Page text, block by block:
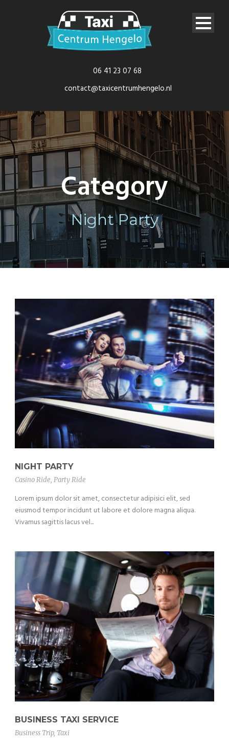
06 41 23 07 68
contact@taxicentrumhengelo.nl
Category
Night Party
NIGHT PARTY
Casino Ride, Party Ride
Lorem ipsum dolor sit amet, consectetur adipisici elit, sed
eiusmod tempor incidunt ut labore et dolore magna aliqua.
Vivamus sagittis lacus vel...
BUSINESS TAXI SERVICE
Business Trip, Taxi